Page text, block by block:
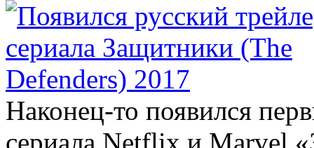
Наконец-то появился